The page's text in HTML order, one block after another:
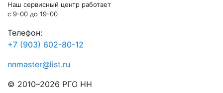
Наш сервисный центр работает
c 9-00 до 19-00
Телефон:
+7 (903) 602-80-12
nnmaster@list.ru
© 2010–2026 РГО НН